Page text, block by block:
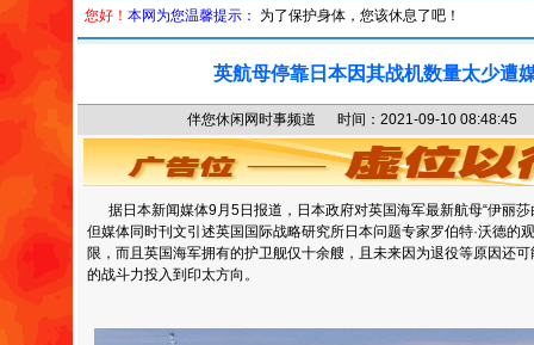
您好！ 本网为您温馨提示： 为了保护身体，您该休息了吧！
英航母停靠日本因其战机数量太少遭
伴您休闲网时事频道 时间：2021-09-10
据日本新闻媒体9月5日报道，日本政府对英国海军最新航母“伊丽
但媒体同时刊文引述英国国际战略研究所日本问题专家罗伯特·沃德的
限，而且英国海军拥有的护卫舰仅十余艘，且未来因为退役等原因还
的战斗力投入到印太方向。